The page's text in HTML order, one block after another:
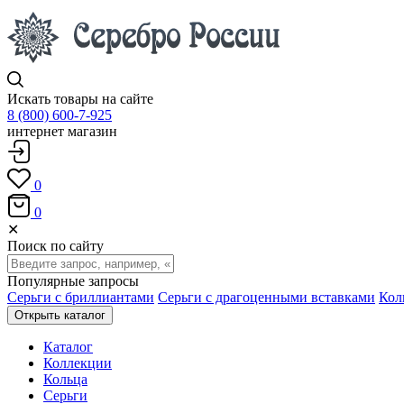
Искать товары на сайте
8 (800) 600-7-925
интернет магазин
0
0
✕
Поиск по сайту
Популярные запросы
Серьги с бриллиантами Серьги с драгоценными вставками
Открыть каталог
Каталог
Коллекции
Кольца
Серьги